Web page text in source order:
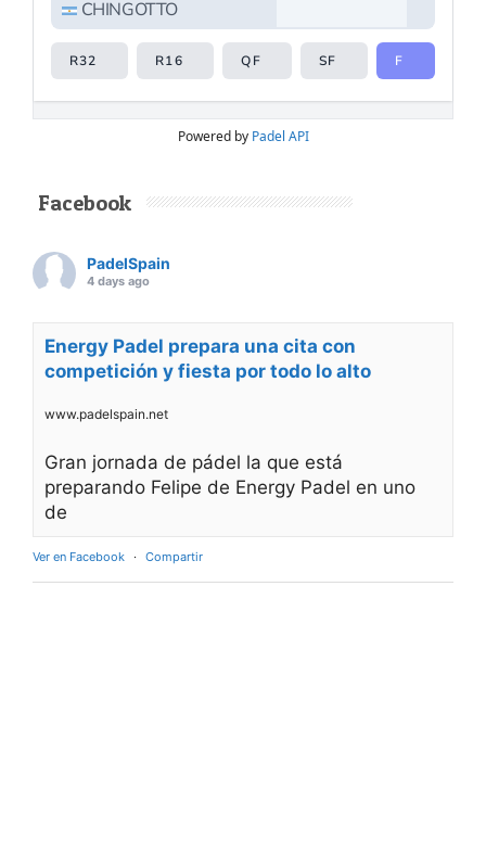
Powered by Padel API
Facebook
PadelSpain
4 days ago
Energy Padel prepara una cita con
competición y fiesta por todo lo alto
www.padelspain.net
Gran jornada de pádel la que está
preparando Felipe de Energy Padel en uno
de
Ver en Facebook · Compartir